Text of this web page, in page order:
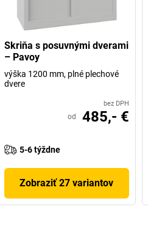
Skriňa s posuvnými dverami
– Pavoy
výška 1200 mm, plné plechové
dvere
bez DPH
od 485,- €
5-6 týždne
Zobraziť 27 variantov